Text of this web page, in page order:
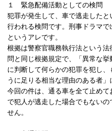
１ 緊急配備活動としての検問
犯罪が発生して、車で逃走した
行われる検問です。刑事ドラマで
というアレです。
根拠は警察官職務執行法という
問と同じ根拠規定で、「異常な
に判断して何らかの犯罪を犯し
うに足りる相当な理由のある者」
今回の件は、通る車を全て止め
で犯人が逃走した場合でもない
せん。